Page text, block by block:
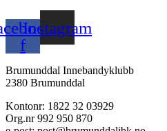
f
Instagram
Brumunddal Innebandyklubb
2380 Brumunddal
Kontonr: 1822 32 03929
Org.nr 992 950 870